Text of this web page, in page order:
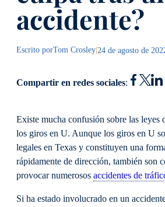
accidente?
Escrito porTom Crosley|24 de agosto de
Compartir en redes sociales:
Existe mucha confusión sobre las leyes
los giros en U. Aunque los giros en U
legales en Texas y constituyen una
rápidamente de dirección, también son
provocar numerosos accidentes de
Si ha estado involucrado en un